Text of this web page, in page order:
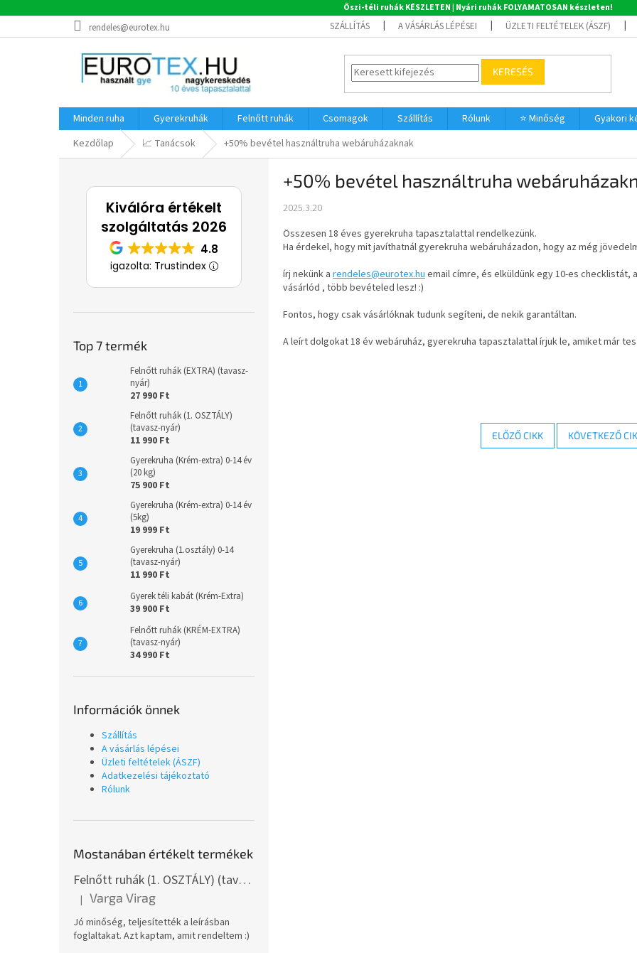
Őszi-téli ruhák KÉSZLETEN | Nyári ruhák FOLYAMATOSAN készleten!
a
rendeles@eurotex.hu SZÁLLÍTÁS A VÁSÁRLÁS LÉPÉSEI ÜZLETI FELTÉTELEK (ÁSZF)
KERESÉS
Minden ruha Gyerekruhák Felnőtt ruhák Csomagok Szállítás Rólunk ⭐ Minőség Gyakori
Kezdőlap
📈 Tanácsok +50% bevétel használtruha webáruházaknak
Kiválóra értékelt
szolgáltatás 2026
4.8
igazolta: Trustindex
Top 7 termék
Felnőtt ruhák (EXTRA) (tavasz-
nyár)
27 990 Ft
Felnőtt ruhák (1. OSZTÁLY)
(tavasz-nyár)
11 990 Ft
Gyerekruha (Krém-extra) 0-14 év
(20 kg)
75 900 Ft
Gyerekruha (Krém-extra) 0-14 év
(5kg)
19 999 Ft
Gyerekruha (1.osztály) 0-14
(tavasz-nyár)
11 990 Ft
Gyerek téli kabát (Krém-Extra)
39 900 Ft
Felnőtt ruhák (KRÉM-EXTRA)
(tavasz-nyár)
34 990 Ft
Információk önnek
Szállítás
A vásárlás lépései
Üzleti feltételek (ÁSZF)
Adatkezelési tájékoztató
Rólunk
Mostanában értékelt termékek
Felnőtt ruhák (1. OSZTÁLY) (tavasz-nyár)
A termék értékelése 5-ből 5 csillag.
| Varga Virag
Jó minőség, teljesítették a leírásban
foglaltakat. Azt kaptam, amit rendeltem :)
+50% bevétel használtruha
2025.3.20
Összesen 18 éves gyerekruha tapasztalattal rendelkezünk.
Ha érdekel, hogy mit javíthatnál gyerekruha webáruházadon, hogy az még
írj nekünk a rendeles@eurotex.hu email címre, és elküldünk egy 10-es
vásárlód , több bevételed lesz! :)
Fontos, hogy csak vásárlóknak tudunk segíteni, de nekik garantáltan.
A leírt dolgokat 18 év webáruház, gyerekruha tapasztalattal írjuk le, amiket már
ELŐZŐ CIKK KÖVETKEZŐ